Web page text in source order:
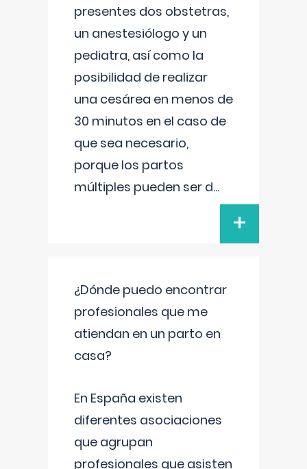
presentes dos obstetras,
un anestesiólogo y un
pediatra, así como la
posibilidad de realizar
una cesárea en menos de
30 minutos en el caso de
que sea necesario,
porque los partos
múltiples pueden ser d...
+
¿Dónde puedo encontrar
profesionales que me
atiendan en un parto en
casa?
En España existen
diferentes asociaciones
que agrupan
profesionales que asisten